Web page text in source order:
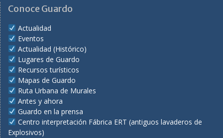
Conoce Guardo
Actualidad
Eventos
Actualidad (Histórico)
Lugares de Guardo
Recursos turísticos
Mapas de Guardo
Ruta Urbana de Murales
Antes y ahora
Guardo en la prensa
Centro interpretación Fábrica ERT (antiguos lavaderos de
Explosivos)